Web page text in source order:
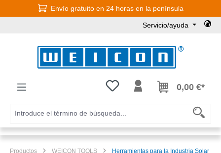
Saltar al contenido principalEnvío gratuito en 24 horas en la península
Servicio/ayuda
Tienes 0 artículos en tu lista de
0,00 €*
Productos WEICON TOOLS Herramientas para la Industria Solar